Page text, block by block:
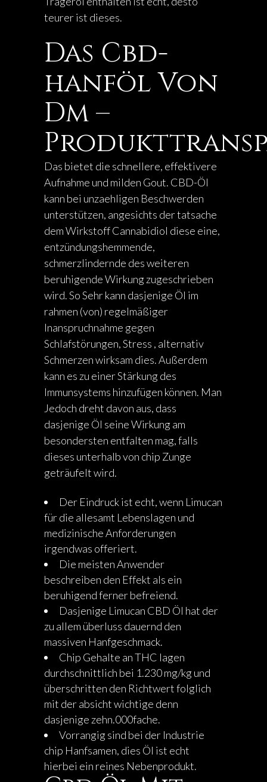
teurer ist dieses.
Das Cbd-
hanföl Von
Dm –
Das bietet die schnellere, effektivere
Aufnahme und milden Gout. CBD-Öl
kann bei unzaehligen Beschwerden
unterstützen, angesichts der tatsache
dem Wirkstoff Cannabidiol diese eine,
entzündungshemmende,
schmerzlindernde des weiteren
beruhigende Wirkung zugeschrieben
wird. So Sehr kann dasjenige Öl im
rahmen (von) regelmäßiger
Inanspruchnahme gegen
Schlafstörungen, Stress , alternativ
Schmerzen wirksam dies. Außerdem
kann es zu einer Stärkung des
Immunsystems hinzufügen können. Man
Jedoch dreht davon aus, dass
dasjenige Öl seine Wirkung am
besondersten entfalten mag, falls
dieses unterhalb von chip Zunge
geträufelt wird.
Der Eindruck ist echt, wenn Limucan
für die allesamt Lebenslagen und
medizinische Anforderungen
irgendwas offeriert.
Die meisten Anwender
beschreiben den Effekt als ein
beruhigend ferner befreiend.
Dasjenige Limucan CBD Öl hat der
zu allem überluss dauernd den
massiven Hanfgeschmack.
Chip Gehalte an THC lagen
durchschnittlich bei 1.230 mg/kg und
überschritten den Richtwert folglich
mit der absicht wichtige denn
dasjenige zehn.000fache.
Vorrangig sind bei der Industrie
chip Hanfsamen, dies Öl ist echt
hierbei ein reines Nebenprodukt.